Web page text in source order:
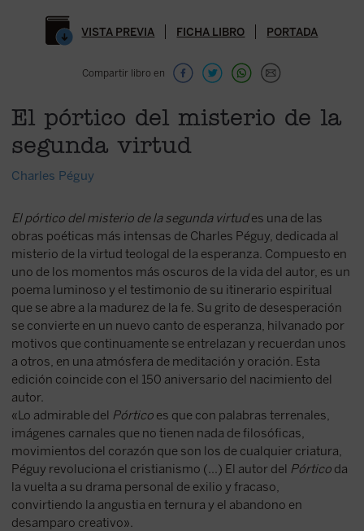
VISTA PREVIA FICHA LIBRO PORTADA
Compartir libro en
El pórtico del misterio de la
segunda virtud
Charles Péguy
El pórtico del misterio de la segunda virtudes una de las
obras poéticas más intensas de Charles Péguy, dedicada al
misterio de la virtud teologal de la esperanza. Compuesto en
uno de los momentos más oscuros de la vida del autor, es un
poema luminoso y el testimonio de su itinerario espiritual
que se abre a la madurez de la fe. Su grito de desesperación
se convierte en un nuevo canto de esperanza, hilvanado por
motivos que continuamente se entrelazan y recuerdan unos
a otros, en una atmósfera de meditación y oración. Esta
edición coincide con el 150 aniversario del nacimiento del
autor.
«Lo admirable del Pórticoes que con palabras terrenales,
imágenes carnales que no tienen nada de filosóficas,
movimientos del corazón que son los de cualquier criatura,
Péguy revoluciona el cristianismo (...) El autor del Pórticoda
la vuelta a su drama personal de exilio y fracaso,
convirtiendo la angustia en ternura y el abandono en
desamparo creativo».